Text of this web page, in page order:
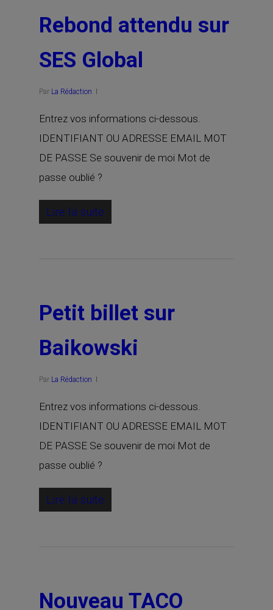
Rebond attendu sur
SES Global
Par La Rédaction
Entrez vos informations ci-dessous.
IDENTIFIANT OU ADRESSE EMAIL MOT
DE PASSE Se souvenir de moi Mot de
passe oublié ?
Lire la suite
Petit billet sur
Baikowski
Par La Rédaction
Entrez vos informations ci-dessous.
IDENTIFIANT OU ADRESSE EMAIL MOT
DE PASSE Se souvenir de moi Mot de
passe oublié ?
Lire la suite
Nouveau TACO